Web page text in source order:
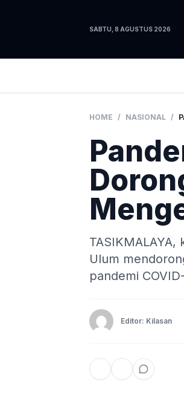
SABTU, 8 AGUSTUS 2026
HOME / NASIONAL /
Ulum
pandemi
Editor: Kilasan